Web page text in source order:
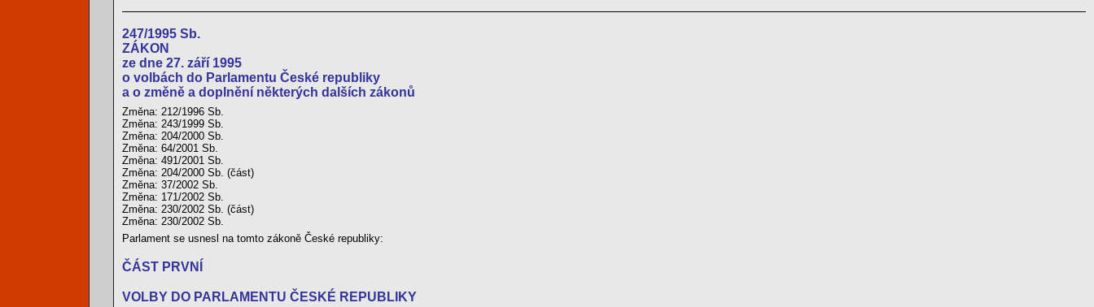
247/1995 Sb.
ZÁKON
ze dne 27. září 1995
o volbách do Parlamentu České republiky
a o změně a doplnění některých dalších zákonů
Změna: 212/1996 Sb.
Změna: 243/1999 Sb.
Změna: 204/2000 Sb.
Změna: 64/2001 Sb.
Změna: 491/2001 Sb.
Změna: 204/2000 Sb. (část)
Změna: 37/2002 Sb.
Změna: 171/2002 Sb.
Změna: 230/2002 Sb. (část)
Změna: 230/2002 Sb.
Parlament se usnesl na tomto zákoně České republiky:
ČÁST PRVNÍ
VOLBY DO PARLAMENTU ČESKÉ REPUBLIKY